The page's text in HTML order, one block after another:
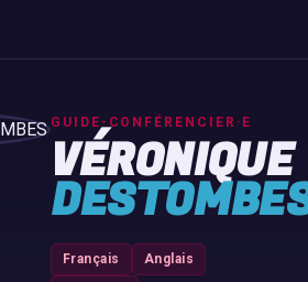
GUIDE-CONFÉRENCIER·E
VÉRONIQUE
Français Anglais